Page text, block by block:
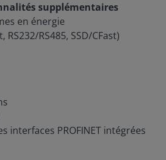
supplémentaires
en énergie
RS485, SSD/CFast)
PROFINET intégrées